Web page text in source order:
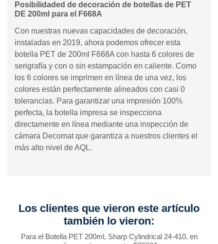
Posibilidaded de decoración de botellas de PET
DE 200ml para el F668A
Con nuestras nuevas capacidades de decoración,
instaladas en 2019, ahora podemos ofrecer esta
botella PET de 200ml F668A con hasta 6 colores de
serigrafía y con o sin estampación en caliente. Como
los 6 colores se imprimen en línea de una vez, los
colores están perfectamente alineados con casi 0
tolerancias. Para garantizar una impresión 100%
perfecta, la botella impresa se inspecciona
directamente en línea mediante una inspección de
cámara Decomat que garantiza a nuestros clientes el
más alto nivel de AQL.
Los clientes que vieron este artículo
también lo vieron:
Para el Botella PET 200ml, Sharp Cylindrical 24-410, en